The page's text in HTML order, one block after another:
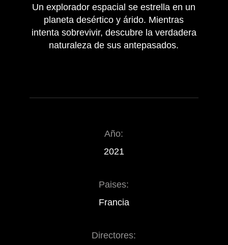
Un explorador espacial se estrella en un
planeta desértico y árido. Mientras
intenta sobrevivir, descubre la verdadera
naturaleza de sus antepasados.
Año:
2021
Paises:
Francia
Directores: